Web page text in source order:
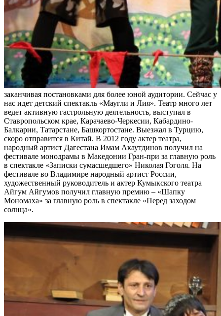
заканчивая постановками для более юной аудитории. Сейчас у
нас идет детский спектакль «Маугли и Лия». Театр много лет
ведет активную гастрольную деятельность, выступал в
Ставропольском крае, Карачаево-Черкесии, Кабардино-
Балкарии, Татарстане, Башкортостане. Выезжал в Турцию,
скоро отправится в Китай. В 2012 году актер театра,
народный артист Дагестана Имам Акаутдинов получил на
фестивале монодрамы в Македонии Гран-при за главную роль
в спектакле «Записки сумасшедшего» Николая Гоголя. На
фестивале во Владимире народный артист России,
художественный руководитель и актер Кумыкского театра
Айгум Айгумов получил главную премию – «Шапку
Мономаха» за главную роль в спектакле «Перед заходом
солнца».